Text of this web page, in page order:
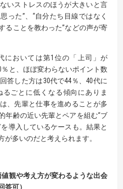
いストレスのほうが大きいと言
った”、“自分たち目線ではなく
ることを教わった”などの声が寄
においては第1位の「上司」が
と、ほぼ変わらないポイント数
答した方は30代で44％、40代に
ごとに低くなる傾向にありま
、先輩と仕事を進めることが多
年齢の近い先輩とペアを組む“ブ
導入しているケースも。結果と
が多いのだと考えられます。
値観や考え方が変わるような出会
答可）